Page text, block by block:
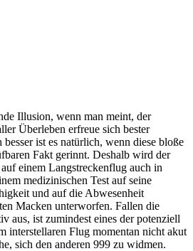
Illusion, wenn man meint, der
Überleben erfreue sich bester
ist es natürlich, wenn diese bloße
Fakt gerinnt. Deshalb wird der
einem Langstreckenflug auch in
medizinischen Test auf seine
und auf die Abwesenheit
Macken unterworfen. Fallen die
aus, ist zumindest eines der potenziell
interstellaren Flug momentan nicht akut
sich den anderen 999 zu widmen.